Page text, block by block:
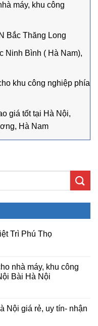
máy, khu công
Bắc Thăng Long
Ninh Bình ( Hà Nam),
khu công nghiệp phía
giá tốt tại Hà Nội,
Hà Nam
Trì Phú Thọ
nhà máy, khu công
Bài Hà Nội
Nội giá rẻ, uy tín- nhận